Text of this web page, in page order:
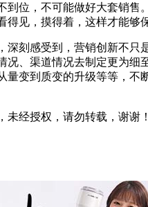
到位，不可能做好大套销
见，摸得着，这样才能够
深刻感受到，营销创新不
况、渠道情况去制定更为
量变到质变的升级等等，
经授权，请勿转载，谢谢